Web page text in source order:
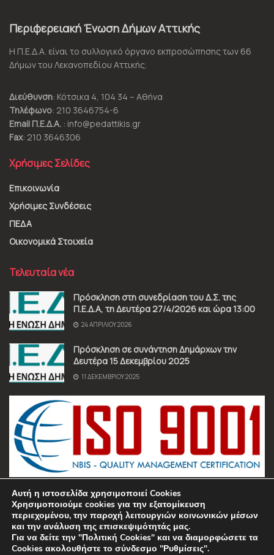
Περιφερειακή Ένωση Δήμων Αττικής
Η Π.Ε.Δ.Α. είναι το συλλογικό όργανο εκπροσώπησης των 66
Δήμων του Λεκανοπεδίου Αττικής.
Διεύθυνση: Κότσικα 4, 104 34 – Αθήνα
Τηλέφωνο: 210 3646754-6
Email Π.Ε.Δ.Α. : info@pedattikis.gr
Fax: 210 3646306
Χρήσιμες Σελίδες
Επικοινωνία
Χρήσιμες Συνδέσεις
ΠΕΔΑ
Οικονομικά Στοιχεία
Τελευταία νέα
Πρόσκληση στη συνεδρίαση του Δ.Σ. της
Π.Ε.Δ.Α, τη Δευτέρα 27/4/2026 και ώρα 13:00
24 ΑΠΡΙΛΊΟΥ 2026
Πρόσκληση σε συνάντηση Δημάρχων την
Δευτέρα 15 Δεκεμβρίου 2025
11 ΔΕΚΕΜΒΡΊΟΥ 2025
Όροι χρήσης Πολιτική Απορρήτου Επικοινωνία
Αυτή η ιστοσελίδα χρησιμοποιεί Cookies
Χρησιμοποιούμε cookies για την εξατομίκευση
περιεχομένου, την παροχή λειτουργιών κοινωνικών μέσων
και την ανάλυση της επισκεψιμότητάς μας.
Για να δείτε την "Πολιτική Cookies" και να διαμορφώσετε τα
Cookies ακολουθήστε το σύνδεσμο "Ρυθμίσεις".